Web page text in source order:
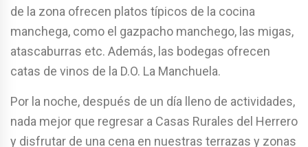
de la zona ofrecen platos típicos de la cocina
manchega, como el gazpacho manchego, las migas,
atascaburras etc. Además, las bodegas ofrecen
catas de vinos de la D.O. La Manchuela.
Por la noche, después de un día lleno de actividades,
nada mejor que regresar a Casas Rurales del Herrero
y disfrutar de una cena en nuestras terrazas y zonas